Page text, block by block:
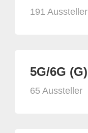
191 Aussteller
5G/6G (G)
65 Aussteller